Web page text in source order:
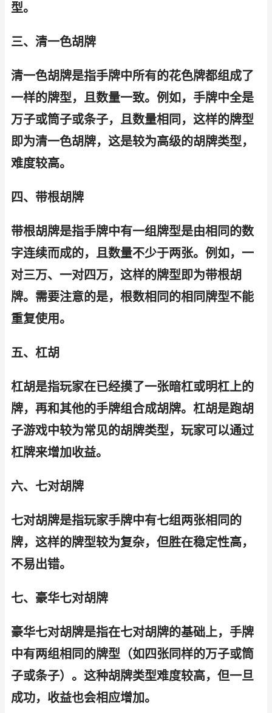
型。
三、清一色胡牌
清一色胡牌是指手牌中所有的花色牌都组成了
一样的牌型，且数量一致。例如，手牌中全是
万子或筒子或条子，且数量相同，这样的牌型
即为清一色胡牌，这是较为高级的胡牌类型，
难度较高。
四、带根胡牌
带根胡牌是指手牌中有一组牌型是由相同的数
字连续而成的，且数量不少于两张。例如，一
对三万、一对四万，这样的牌型即为带根胡
牌。需要注意的是，根数相同的相同牌型不能
重复使用。
五、杠胡
杠胡是指玩家在已经摸了一张暗杠或明杠上的
牌，再和其他的手牌组合成胡牌。杠胡是跑胡
子游戏中较为常见的胡牌类型，玩家可以通过
杠牌来增加收益。
六、七对胡牌
七对胡牌是指玩家手牌中有七组两张相同的
牌，这样的牌型较为复杂，但胜在稳定性高，
不易出错。
七、豪华七对胡牌
豪华七对胡牌是指在七对胡牌的基础上，手牌
中有两组相同的牌型（如四张同样的万子或筒
子或条子）。这种胡牌类型难度较高，但一旦
成功，收益也会相应增加。